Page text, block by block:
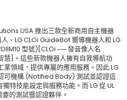
USA 推出三款全新商用自主機器
、LG CLOi GuideBot 嚮導機器人和 LG
型號)[CLOi ── 發音像人名
]。這些新款機器人擁有自我導航功
領域，提供專屬的應用服務。因此 LG
可機構 (Notified Body) 測試並認證這
特技能設定與服務功能。而 LG 從 UL
的測試暨認證夥伴。